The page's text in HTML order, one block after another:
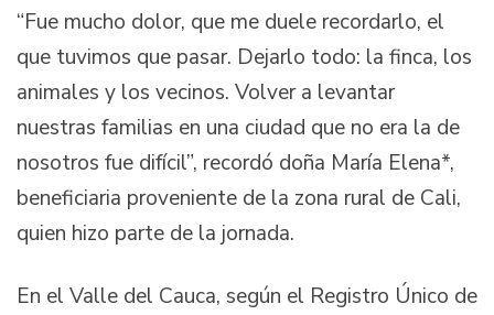
“Fue mucho dolor, que me duele recordarlo, el
que tuvimos que pasar. Dejarlo todo: la finca, los
animales y los vecinos. Volver a levantar
nuestras familias en una ciudad que no era la de
nosotros fue difícil”, recordó doña María Elena*,
beneficiaria proveniente de la zona rural de Cali,
quien hizo parte de la jornada.
En el Valle del Cauca, según el Registro Único de